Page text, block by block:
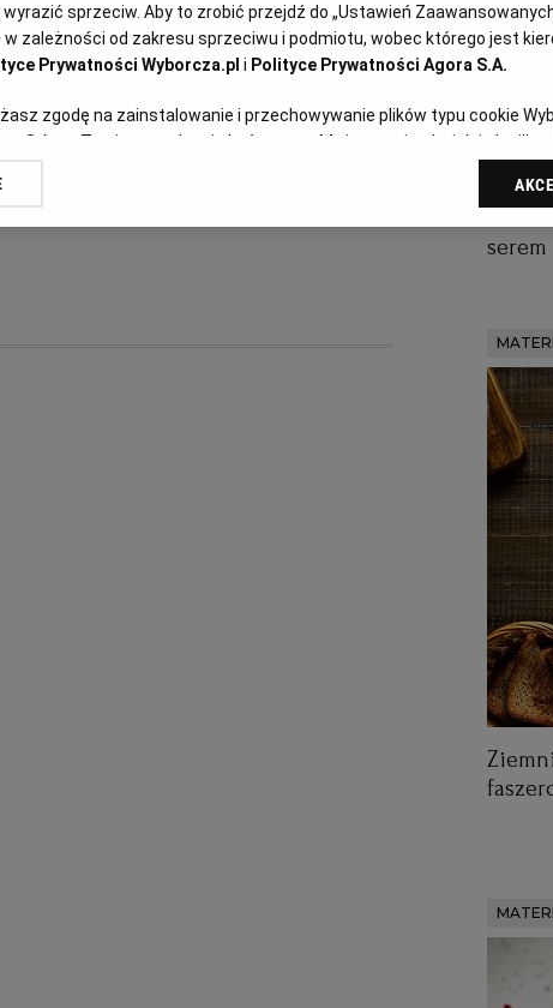
z meksykańską
fasoli
serem
sprzeciw. Aby to zrobić przejdź do „Ustawień
zależności od zakresu sprzeciwu i podmiotu, wobec którego jest
Prywatności Wyborcza.pl i Polityce Prywatności Agora S.A.
zgodę na zainstalowanie i przechowywanie plików typu cookie
S.A. na Twoim urządzeniu końcowym. Możesz też w każdej chwili
ponownie wywołując narzędzie do zarządzania Twoimi preferencjami
„Ustawienia prywatności” w stopce serwisu i przechodząc do
możemy przetwarzać dane osobowe w następujących celach:
Aktywne skanowanie charakterystyki urządzenia do celów